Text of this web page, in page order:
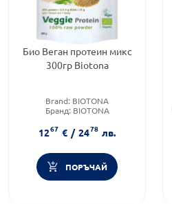
Био Веган протеин микс
300гр Biotona
Brand: BIOTONA
Бранд: BIOTONA
1267 € / 2478 лв.
ПОРЪЧАЙ